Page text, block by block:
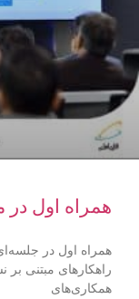
همراه اول
همراه اول در
راهکارهای مبتنی
همکاری‌های